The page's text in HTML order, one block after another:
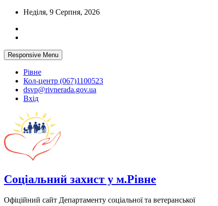
Skip
content
Неділя, 9 Серпня, 2026
Responsive Menu
Рівне
Кол-центр (067)1100523
dsvp@rivnerada.gov.ua
Вхід
Соціальний захист у м.Рівне
Офіційний сайт Департаменту соціальної та ветеранської